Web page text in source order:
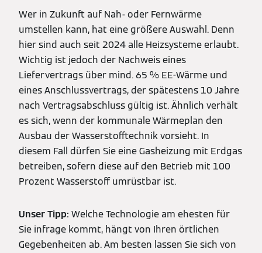
Wer in Zukunft auf Nah- oder Fernwärme
umstellen kann, hat eine größere Auswahl. Denn
hier sind auch seit 2024 alle Heizsysteme erlaubt.
Wichtig ist jedoch der Nachweis eines
Liefervertrags über mind. 65 % EE-Wärme und
eines Anschlussvertrags, der spätestens 10 Jahre
nach Vertragsabschluss gültig ist. Ähnlich verhält
es sich, wenn der kommunale Wärmeplan den
Ausbau der Wasserstofftechnik vorsieht. In
diesem Fall dürfen Sie eine Gasheizung mit Erdgas
betreiben, sofern diese auf den Betrieb mit 100
Prozent Wasserstoff umrüstbar ist.
Unser Tipp: Welche Technologie am ehesten für
Sie infrage kommt, hängt von Ihren örtlichen
Gegebenheiten ab. Am besten lassen Sie sich von